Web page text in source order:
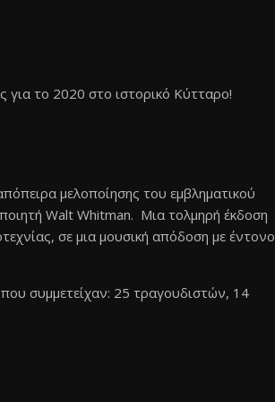
για το 2020 στο ιστορικό Κύτταρο!
μελοποίησης του εμβληματικού
Walt Whitman. Μια τολμηρή έκδοση
σε μια μουσική απόδοση με έντονο
συμμετείχαν: 25 τραγουδιστών, 14